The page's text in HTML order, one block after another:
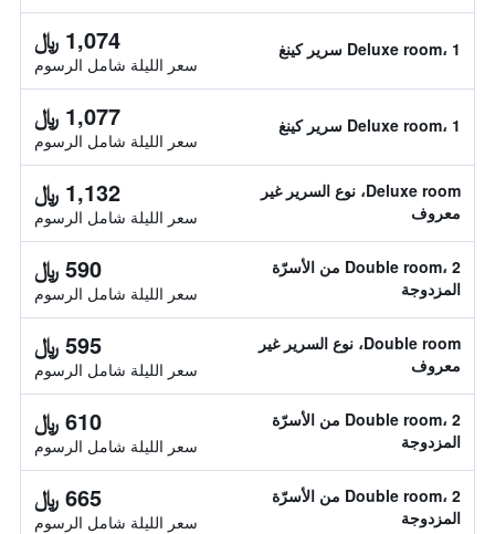
Deluxe room، 1 سرير كينغ 1,074 ﷼
سعر الليلة شامل الرسوم
Deluxe room، 1 سرير كينغ 1,077 ﷼
سعر الليلة شامل الرسوم
Deluxe room، نوع السرير غير
معروف
1,132 ﷼
سعر الليلة شامل الرسوم
Double room، 2 من الأسرّة
المزدوجة
590 ﷼
سعر الليلة شامل الرسوم
Double room، نوع السرير غير
معروف
595 ﷼
سعر الليلة شامل الرسوم
Double room، 2 من الأسرّة
المزدوجة
610 ﷼
سعر الليلة شامل الرسوم
Double room، 2 من الأسرّة
المزدوجة
665 ﷼
سعر الليلة شامل الرسوم